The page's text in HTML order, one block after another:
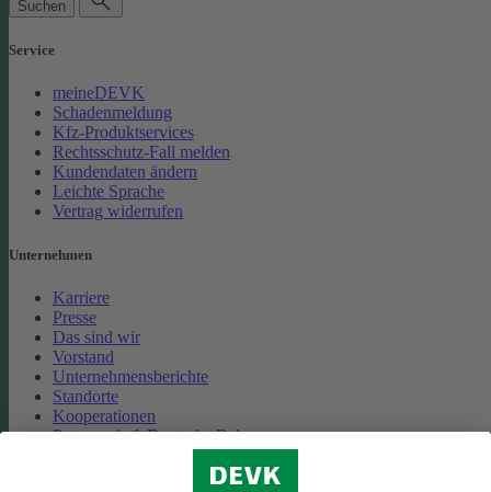
Suchen
Service
meineDEVK
Schadenmeldung
Kfz-Produktservices
Rechtsschutz-Fall melden
Kundendaten ändern
Leichte Sprache
Vertrag widerrufen
Unternehmen
Karriere
Presse
Das sind wir
Vorstand
Unternehmensberichte
Standorte
Kooperationen
Partnerschaft Deutsche Bahn